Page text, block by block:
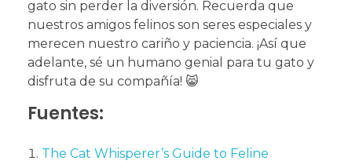
gato sin perder la diversión. Recuerda que
nuestros amigos felinos son seres especiales y
merecen nuestro cariño y paciencia. ¡Así que
adelante, sé un humano genial para tu gato y
disfruta de su compañía! 😸
Fuentes:
The Cat Whisperer’s Guide to Feline